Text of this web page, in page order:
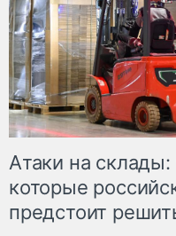
Атаки на
которые
предстоит